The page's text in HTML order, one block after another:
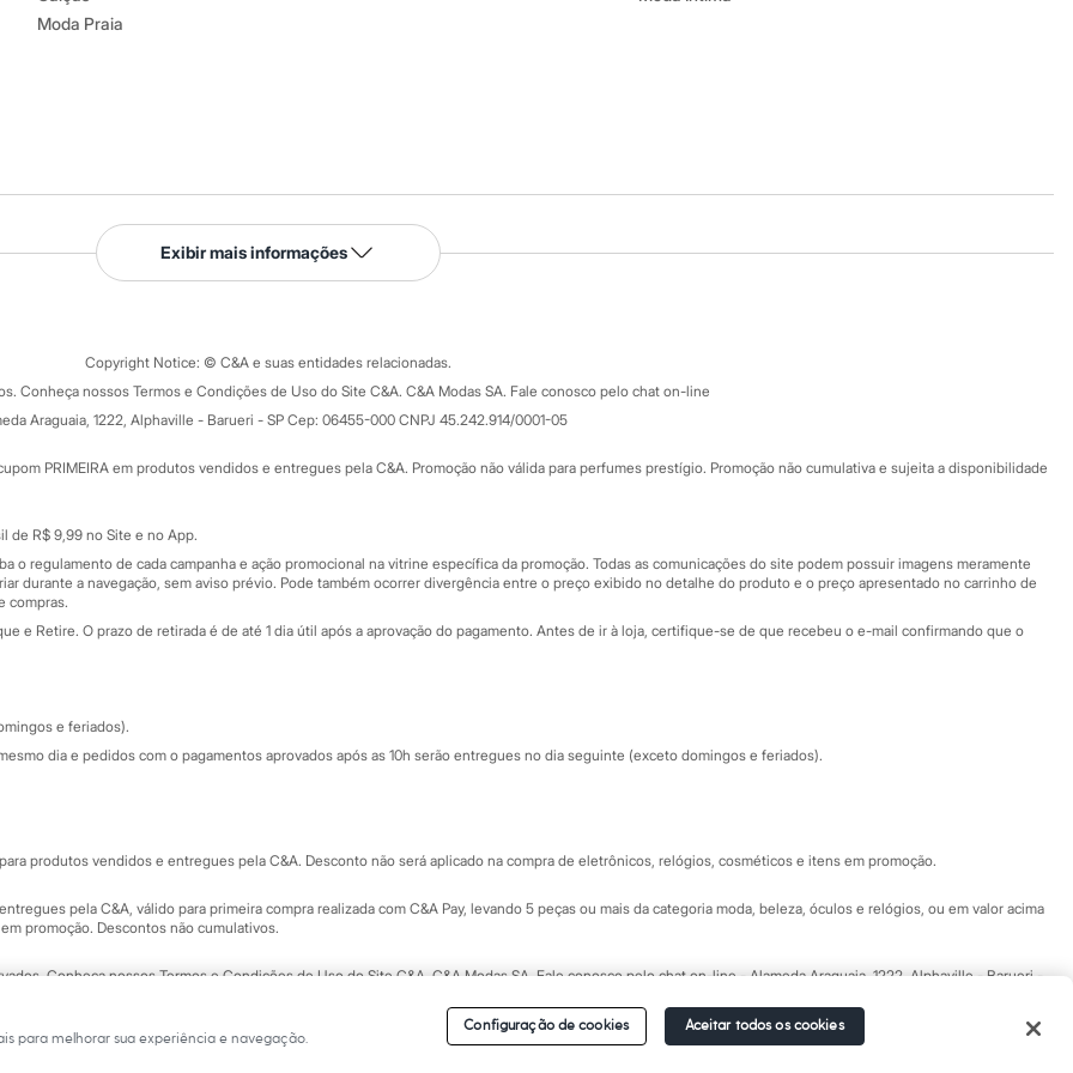
Moda Praia
Serviços
Tipos de serviços
Formas de pagamento
Todas as vantagens
Minha C&A
Cupons de desconto
Atendimento
Fale conosco
Central de ética
Eventos
Exibir mais informações
Copyright Notice: © C&A e suas entidades relacionadas.
Conheça nossos Termos e Condições de Uso do Site C&A. C&A Modas SA. Fale conosco pelo chat on-line
Araguaia, 1222, Alphaville - Barueri - SP Cep: 06455-000 CNPJ 45.242.914/0001-05
PRIMEIRA em produtos vendidos e entregues pela C&A. Promoção não válida para perfumes prestígio. Promoção não cumulativa e sujeita a disponibilidade
de R$ 9,99 no Site e no App.
o regulamento de cada campanha e ação promocional na vitrine específica da promoção. Todas as comunicações do site podem possuir imagens meramente
durante a navegação, sem aviso prévio. Pode também ocorrer divergência entre o preço exibido no detalhe do produto e o preço apresentado no carrinho de
compras.
e Retire. O prazo de retirada é de até 1 dia útil após a aprovação do pagamento. Antes de ir à loja, certifique-se de que recebeu o e-mail confirmando que o
e feriados).
dia e pedidos com o pagamentos aprovados após as 10h serão entregues no dia seguinte (exceto domingos e feriados).
produtos vendidos e entregues pela C&A. Desconto não será aplicado na compra de eletrônicos, relógios, cosméticos e itens em promoção.
pela C&A, válido para primeira compra realizada com C&A Pay, levando 5 peças ou mais da categoria moda, beleza, óculos e relógios, ou em valor acima
promoção. Descontos não cumulativos.
Conheça nossos Termos e Condições de Uso do Site C&A. C&A Modas SA. Fale conosco pelochat on-line- Alameda Araguaia, 1222, Alphaville - Barueri -
para melhorar sua experiência e navegação.
Configuração de cookies Aceitar todos os cookies